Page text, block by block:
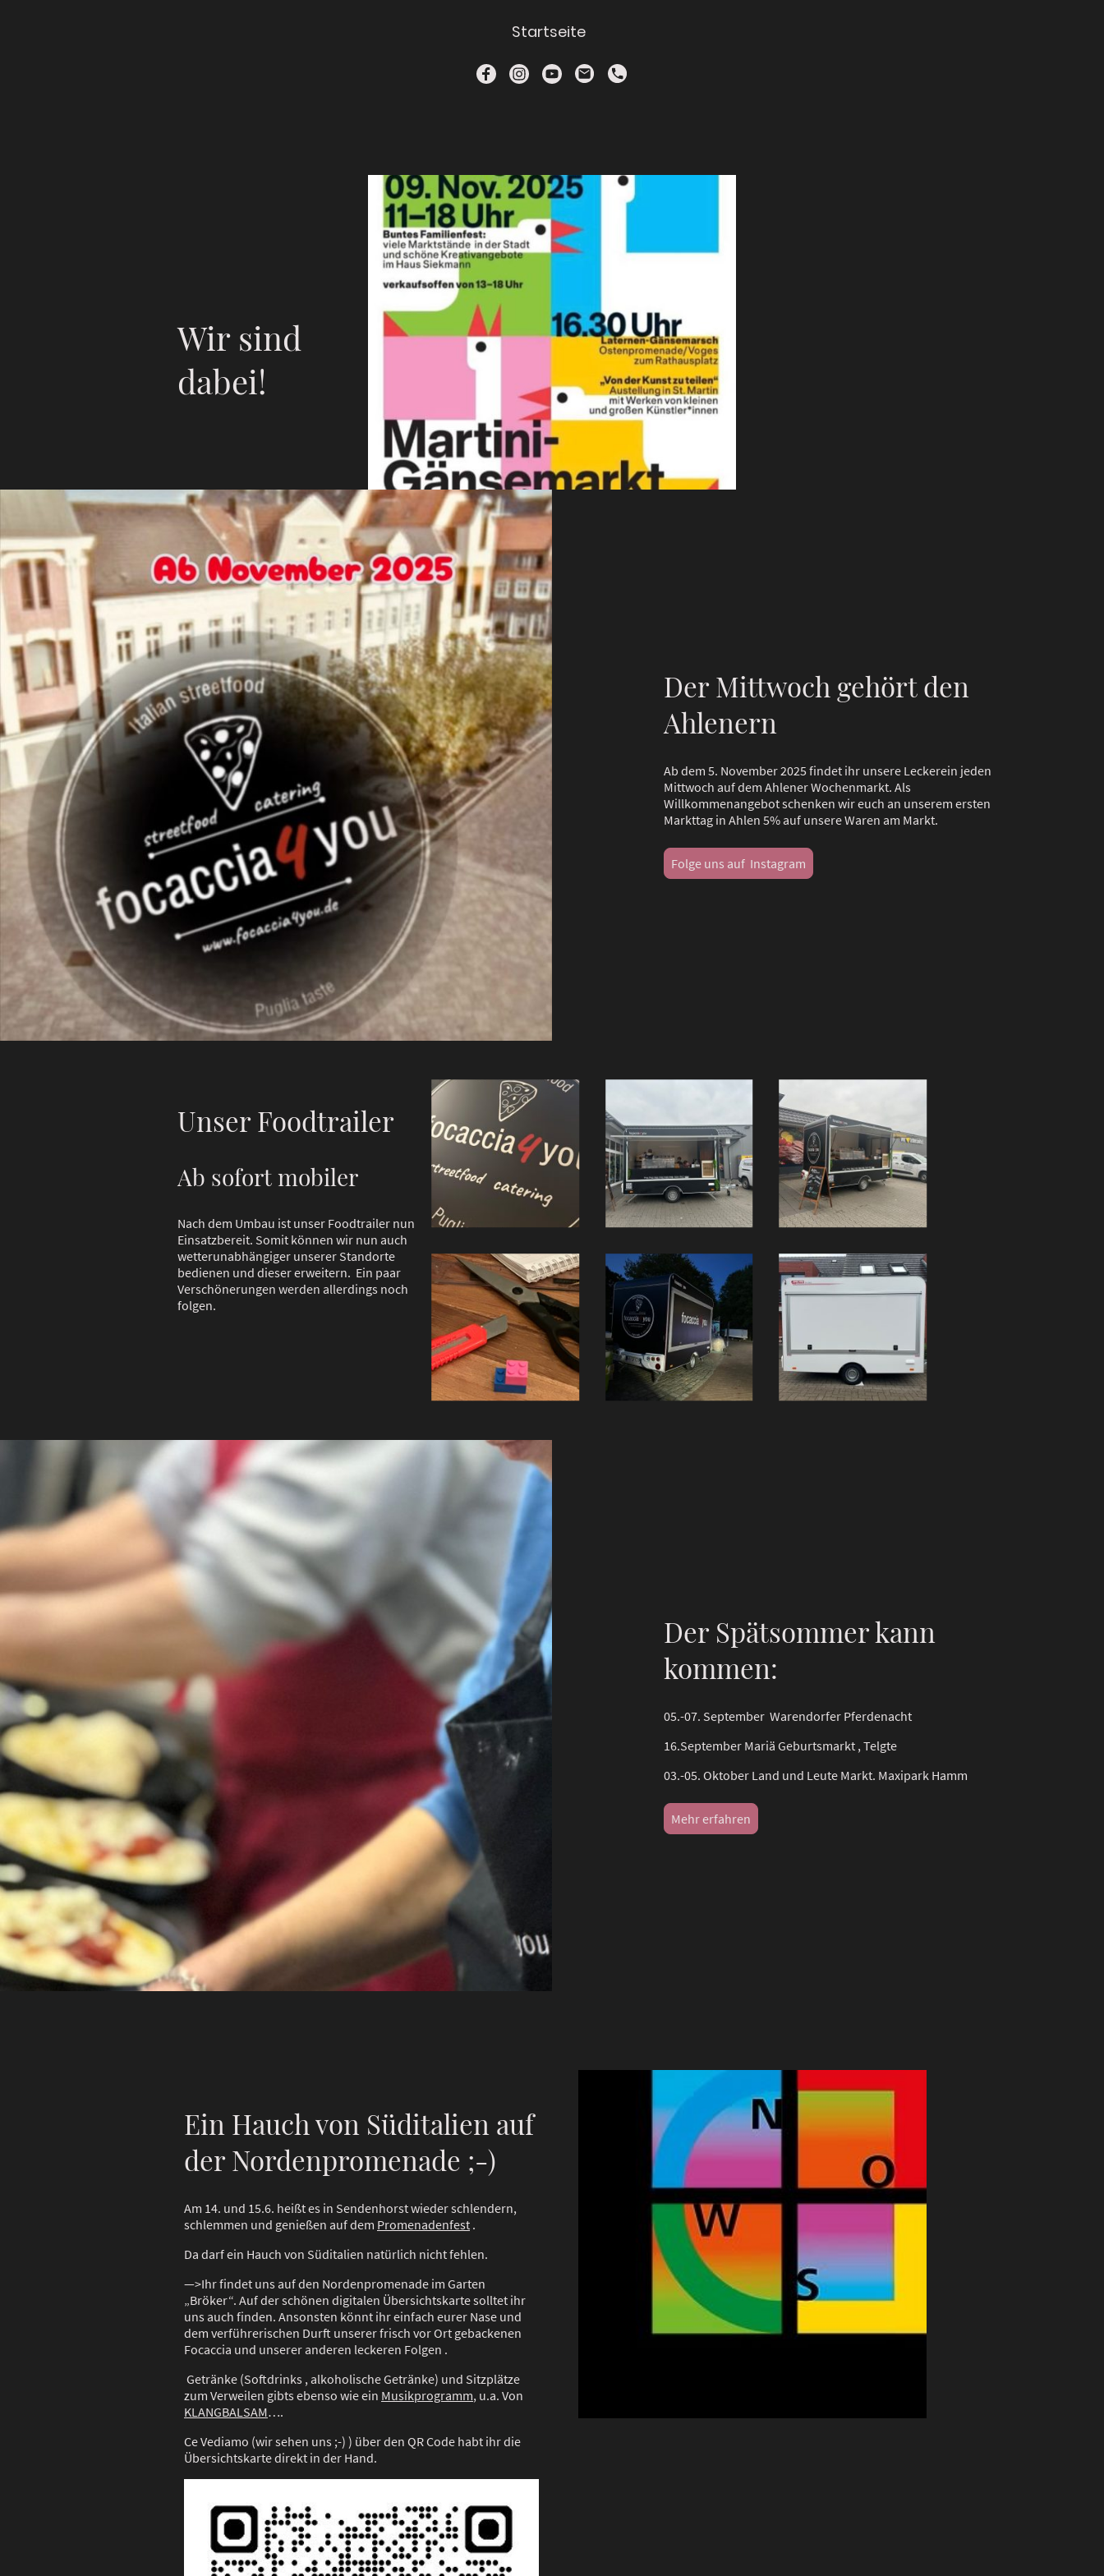
Startseite
Wir sind
dabei!
Der Mittwoch gehört den
Ahlenern
Ab dem 5. November 2025 findet ihr unsere Leckerein jeden
Mittwoch auf dem Ahlener Wochenmarkt. Als
Willkommenangebot schenken wir euch an unserem ersten
Markttag in Ahlen 5% auf unsere Waren am Markt.
Folge uns auf Instagram
Unser Foodtrailer
Ab sofort mobiler
Nach dem Umbau ist unser Foodtrailer nun
Einsatzbereit. Somit können wir nun auch
wetterunabhängiger unserer Standorte
bedienen und dieser erweitern. Ein paar
Verschönerungen werden allerdings noch
folgen.
Der Spätsommer kann
kommen:
05.-07. September Warendorfer Pferdenacht
16.September Mariä Geburtsmarkt , Telgte
03.-05. Oktober Land und Leute Markt. Maxipark Hamm
Mehr erfahren
Ein Hauch von Süditalien auf
der Nordenpromenade ;-)
Am 14. und 15.6. heißt es in Sendenhorst wieder schlendern,
schlemmen und genießen auf dem Promenadenfest .
Da darf ein Hauch von Süditalien natürlich nicht fehlen.
—>Ihr findet uns auf den Nordenpromenade im Garten
„Bröker“. Auf der schönen digitalen Übersichtskarte solltet ihr
uns auch finden. Ansonsten könnt ihr einfach eurer Nase und
dem verführerischen Durft unserer frisch vor Ort gebackenen
Focaccia und unserer anderen leckeren Folgen .
Getränke (Softdrinks , alkoholische Getränke) und Sitzplätze
zum Verweilen gibts ebenso wie ein Musikprogramm, u.a. Von
KLANGBALSAM….
Ce Vediamo (wir sehen uns ;-) ) über den QR Code habt ihr die
Übersichtskarte direkt in der Hand.